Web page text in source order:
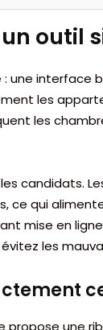
un outil
: une
les
les
candidats.
ce qui
mise en
les
propose une